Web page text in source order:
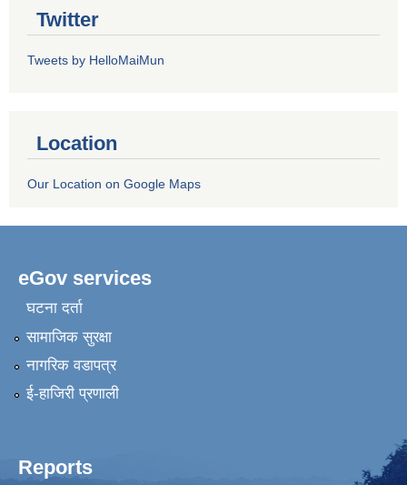
Twitter
Tweets by HelloMaiMun
Location
Our Location on Google Maps
eGov services
घटना दर्ता
सामाजिक सुरक्षा
नागरिक वडापत्र
ई-हाजिरी प्रणाली
Reports